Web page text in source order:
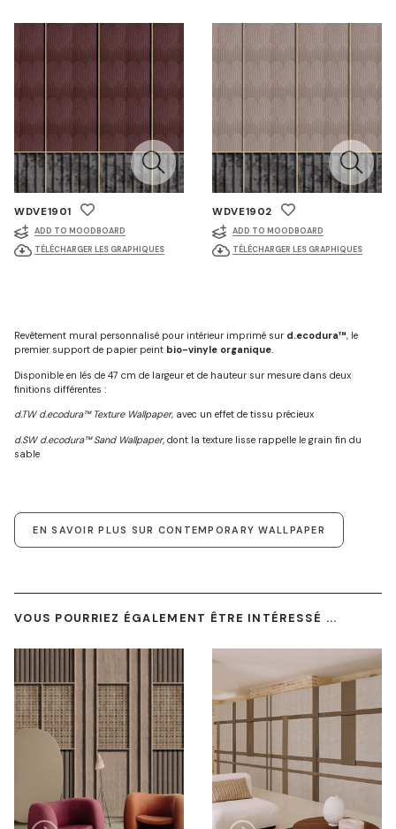
WDVE1901
ADD TO MOODBOARD
TÉLÉCHARGER LES GRAPHIQUES
WDVE1902
ADD TO MOODBOARD
TÉLÉCHARGER LES GRAPHIQUES
Revêtement mural personnalisé pour intérieur imprimé sur d.ecodura™, le
premier support de papier peint bio-vinyle organique.
Disponible en lés de 47 cm de largeur et de hauteur sur mesure dans deux
finitions différentes :
d.TW d.ecodura™ Texture Wallpaper, avec un effet de tissu précieux
d.SW d.ecodura™ Sand Wallpaper, dont la texture lisse rappelle le grain fin du
sable
EN SAVOIR PLUS SUR CONTEMPORARY WALLPAPER
VOUS POURRIEZ ÉGALEMENT ÊTRE INTÉRESSÉ ...